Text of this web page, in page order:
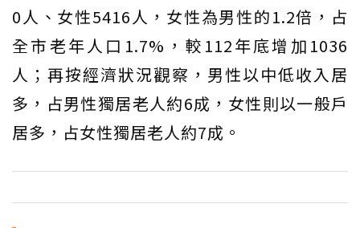
0人、女性5416人，女性為男性的1.2倍，占
全市老年人口1.7%，較112年底增加1036
人；再按經濟狀況觀察，男性以中低收入居
多，占男性獨居老人約6成，女性則以一般戶
居多，占女性獨居老人約7成。